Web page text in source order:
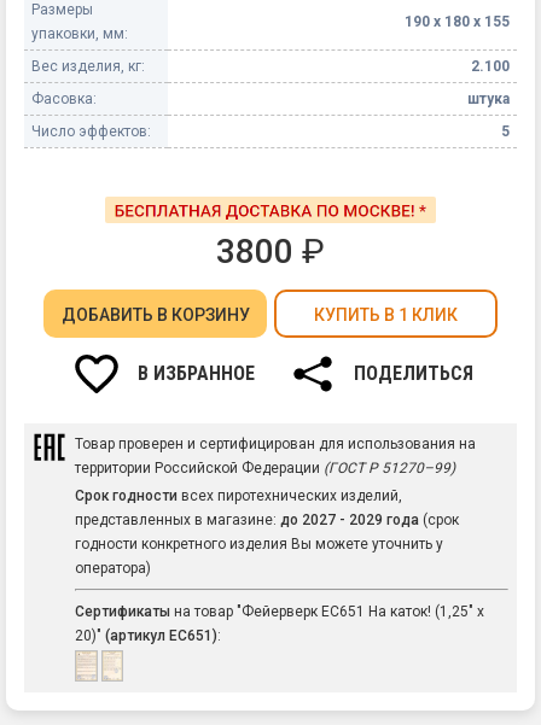
Размеры
упаковки, мм:
190 х 180 х 155
Вес изделия, кг:
2.100
Фасовка:
штука
Число эффектов:
5
3800 ₽
ДОБАВИТЬ В КОРЗИНУ КУПИТЬ В 1 КЛИК
В ИЗБРАННОЕ ПОДЕЛИТЬСЯ
Товар проверен и сертифицирован для использования на
территории Российской Федерации (ГОСТ Р 51270–99)
Срок годности всех пиротехнических изделий,
представленных в магазине: до 2027 - 2029 года (срок
годности конкретного изделия Вы можете уточнить у
оператора)
Сертификаты на товар "Фейерверк ЕС651 На каток! (1,25" х
20)" (артикул ЕС651):